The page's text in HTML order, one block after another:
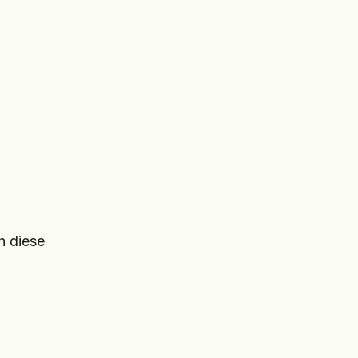
diese